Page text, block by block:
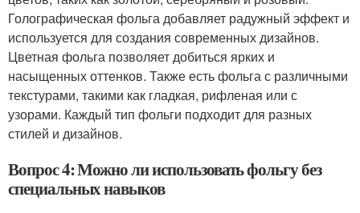
Голографическая фольга добавляет радужный эффект и
используется для создания современных дизайнов.
Цветная фольга позволяет добиться ярких и
насыщенных оттенков. Также есть фольга с различными
текстурами, такими как гладкая, рифленая или с
узорами. Каждый тип фольги подходит для разных
стилей и дизайнов.
Вопрос 4: Можно ли использовать фольгу без
специальных навыков